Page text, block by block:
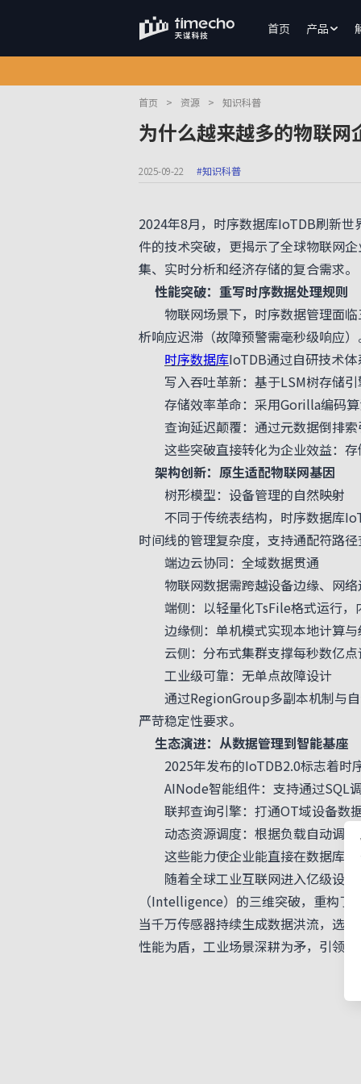
首页 产品
首页 > 资源 > 知识科普
为什么越来越多的物联
2025-09-22 #知识科普
2024年8月，时序数据库IoTDB刷新
件的技术突破，更揭示了全球物联网
集、实时分析和经济存储的复合需求。
性能突破：重写时序数据处理规则
物联网场景下，时序数据管理面临
析响应迟滞（故障预警需毫秒级响应
时序数据库IoTDB通过自研技术
写入吞吐革新：基于LSM树存储引
存储效率革命：采用Gorilla编码算
查询延迟颠覆：通过元数据倒排索
这些突破直接转化为企业效益：存
架构创新：原生适配物联网基因
树形模型：设备管理的自然映射
不同于传统表结构，时序数据库
时间线的管理复杂度，支持通配符路
端边云协同：全域数据贯通
物联网数据需跨越设备边缘、网络
端侧：以轻量化TsFile格式运行，
边缘侧：单机模式实现本地计算与
云侧：分布式集群支撑每秒数亿点
工业级可靠：无单点故障设计
通过RegionGroup多副本机制与自
严苛稳定性要求。
生态演进：从数据管理到智能基座
2025年发布的IoTDB2.0标志着时
AINode智能组件：支持通过SQL调
联邦查询引擎：打通OT域设备数
动态资源调度：根据负载自动调整
这些能力使企业能直接在数据库层
随着全球工业互联网进入亿级设备
（Intelligence）的三维突破，重构了
当千万传感器持续生成数据洪流，选
性能为盾，工业场景深耕为矛，引领